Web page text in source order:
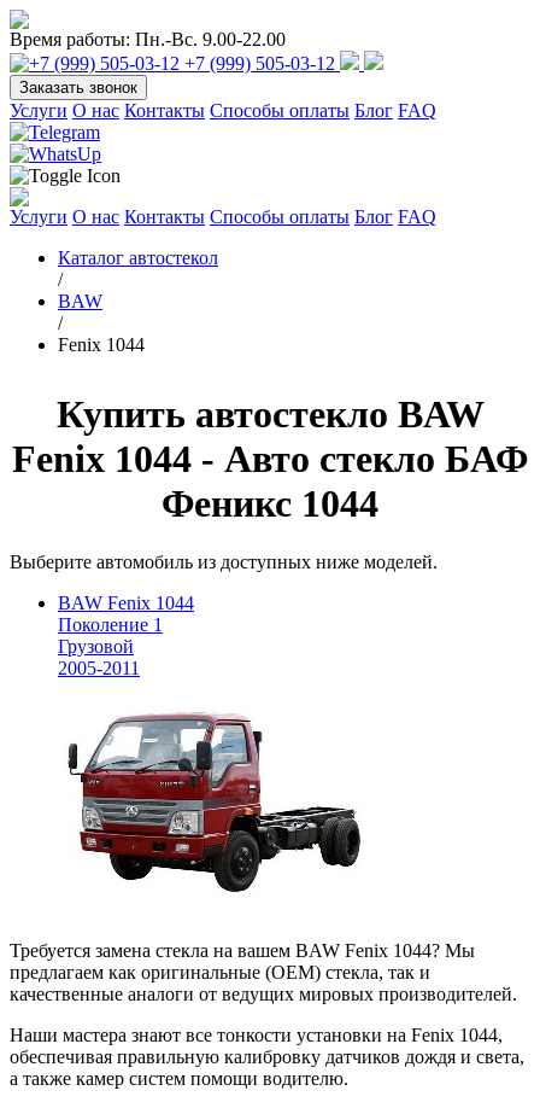
Время работы: Пн.-Вс. 9.00-22.00
+7 (999) 505-03-12
Заказать звонок
Услуги О нас Контакты Способы оплаты Блог FAQ
Услуги О нас Контакты Способы оплаты Блог FAQ
Каталог автостекол
/
BAW
/
Fenix 1044
Купить автостекло BAW
Fenix 1044 - Авто стекло БАФ
Феникс 1044
Выберите автомобиль из доступных ниже моделей.
BAW Fenix 1044
Поколение 1
Грузовой
2005-2011
Требуется замена стекла на вашем BAW Fenix 1044? Мы
предлагаем как оригинальные (OEM) стекла, так и
качественные аналоги от ведущих мировых производителей.
Наши мастера знают все тонкости установки на Fenix 1044,
обеспечивая правильную калибровку датчиков дождя и света,
а также камер систем помощи водителю.